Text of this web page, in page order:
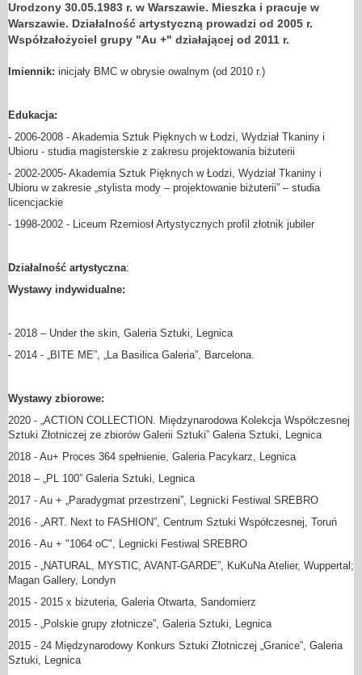
Urodzony 30.05.1983 r. w Warszawie. Mieszka i pracuje w
Warszawie. Działalność artystyczną prowadzi od 2005 r.
Współzałożyciel grupy "Au +" działającej od 2011 r.
Imiennik: inicjały BMC w obrysie owalnym (od 2010 r.)
Edukacja:
- 2006-2008 - Akademia Sztuk Pięknych w Łodzi, Wydział Tkaniny i
Ubioru - studia magisterskie z zakresu projektowania biżuterii
- 2002-2005- Akademia Sztuk Pięknych w Łodzi, Wydział Tkaniny i
Ubioru w zakresie „stylista mody – projektowanie biżuterii” – studia
licencjackie
- 1998-2002 - Liceum Rzemiosł Artystycznych profil złotnik jubiler
Działalność artystyczna:
Wystawy indywidualne:
- 2018 – Under the skin, Galeria Sztuki, Legnica
- 2014 - „BITE ME”, „La Basilica Galeria”, Barcelona.
Wystawy zbiorowe:
2020 - „ACTION COLLECTION. Międzynarodowa Kolekcja Współczesnej
Sztuki Złotniczej ze zbiorów Galerii Sztuki” Galeria Sztuki, Legnica
2018 - Au+ Proces 364 spełnienie, Galeria Pacykarz, Legnica
2018 – „PL 100” Galeria Sztuki, Legnica
2017 - Au + „Paradygmat przestrzeni”, Legnicki Festiwal SREBRO
2016 - „ART. Next to FASHION”, Centrum Sztuki Współczesnej, Toruń
2016 - Au + "1064 oC", Legnicki Festiwal SREBRO
2015 - „NATURAL, MYSTIC, AVANT-GARDE”, KuKuNa Atelier, Wuppertal;
Magan Gallery, Londyn
2015 - 2015 x biżuteria, Galeria Otwarta, Sandomierz
2015 - „Polskie grupy złotnicze”, Galeria Sztuki, Legnica
2015 - 24 Międzynarodowy Konkurs Sztuki Złotniczej „Granice”, Galeria
Sztuki, Legnica